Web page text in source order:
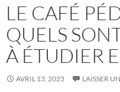
LE CAFÉ
QUELS
À ÉTUDIER
AVRIL 13, 2023 LAISSER